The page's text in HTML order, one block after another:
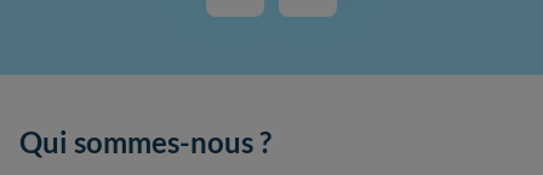
Qui sommes-nous ?